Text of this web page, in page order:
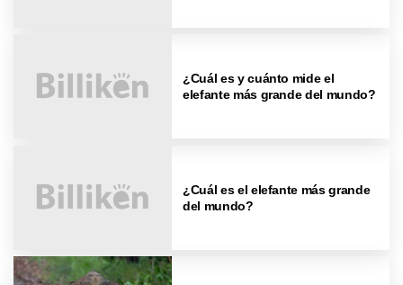
¿Cuál es y cuánto mide el
elefante más grande del mundo?
¿Cuál es el elefante más grande
del mundo?